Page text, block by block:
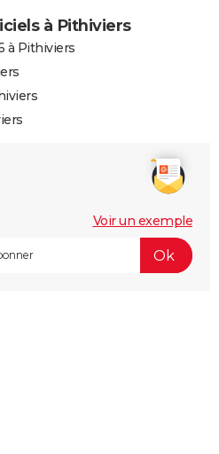
à Pithiviers
à Pithiviers
Voir un exemple